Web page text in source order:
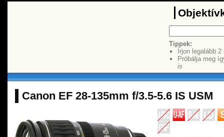
Tippek:
Írjon legalább
Próbálja meg
is
Canon EF 28-135mm f/3.5-5.6 IS USM